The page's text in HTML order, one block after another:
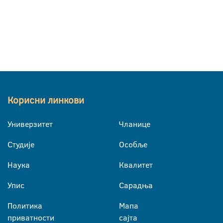
Корисни линкови
Универзитет
Студије
Наука
Упис
Политика
приватности
Чланице
Особље
Квалитет
Сарадња
Мапа
сајта